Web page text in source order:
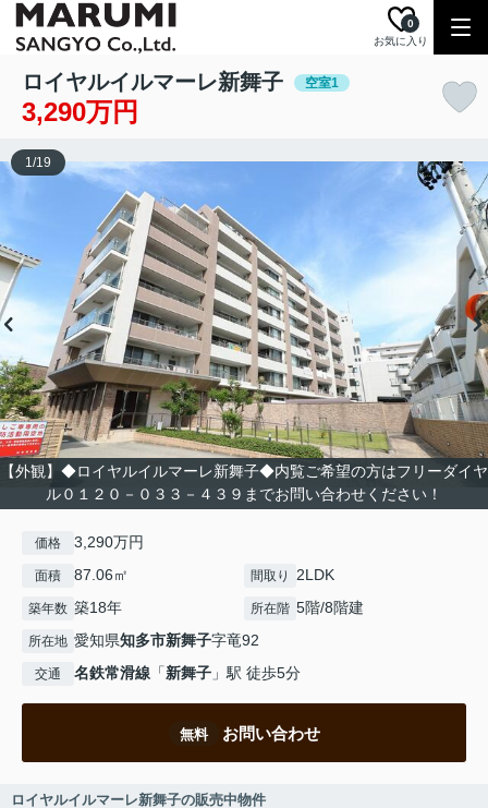
お気に入り
0
ロイヤルイルマーレ新舞子 空室1
3,290万円
【外観】◆ロイヤルイルマーレ新舞子◆内覧ご希望の方はフリーダイヤ
ル０１２０－０３３－４３９までお問い合わせください！
1/19
価格 3,290万円
面積 87.06㎡ 間取り 2LDK
築年数 築18年 所在階 5階/8階建
所在地 愛知県知多市新舞子字竜92
交通 名鉄常滑線 「新舞子 」駅 徒歩5分
無料 お問い合わせ
ロイヤルイルマーレ新舞子の販売中物件